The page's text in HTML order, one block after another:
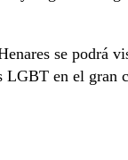
se
en el